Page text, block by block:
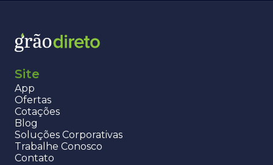
Site
App
Ofertas
Cotações
Blog
Soluções Corporativas
Trabalhe Conosco
Contato